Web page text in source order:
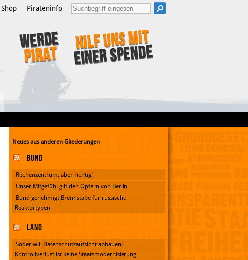
Shop Pirateninfo
Werde
Pirat
Hilf uns mit
einer Spende
Neues aus anderen Gliederungen
Bund
Rechenzentrum, aber richtig!
Unser Mitgefühl gilt den Opfern von Berlin
Bund genehmigt Brennstäbe für russische
Reaktortypen
Land
Söder will Datenschutzaufsicht abbauen:
Kontrollverlust ist keine Staatsmodernisierung